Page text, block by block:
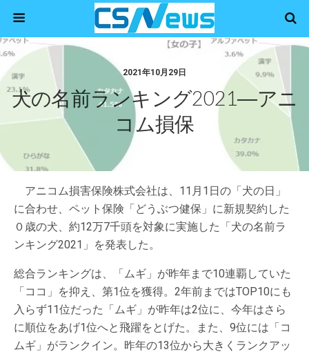
2021年10月29日
犬の名前ランキング2021―アニ
コム損保
アニコム損害保険株式会社は、11月1日の「犬の日」
に合わせ、ペット保険「どうぶつ健保」に新規契約した
０歳の犬、約12万7千頭を対象に実施した「犬の名前ラ
ンキング2021」を発表した。
総合ランキングは、「ムギ」が昨年まで10連覇していた
「ココ」を抑え、第1位を獲得。2年前まではTOP10にも
入らず11位だった「ムギ」が昨年は2位に、今年はさら
に順位をあげ1位へと飛躍をとげた。また、9位には「コ
ムギ」がランクイン。昨年の13位から大きくランクアッ